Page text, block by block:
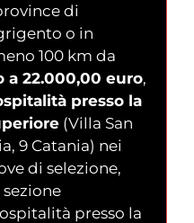
di
o in
100 km da
a 22.000,00 euro,
presso la
(Villa San
9 Catania) nei
di selezione,
presso la